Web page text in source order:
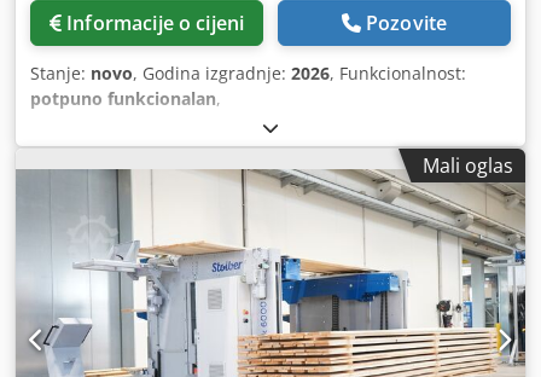
Informacije o cijeni Pozovite
Stanje: novo, Godina izgradnje: 2026, Funkcionalnost:
potpuno funkcionalan,
Mali oglas